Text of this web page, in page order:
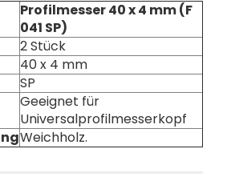
Profilmesser 40 x 4 mm(F
041 SP)
2 Stück
40 x 4 mm
SP
Geeignet für
Universalprofilmesserkopf
Weichholz.